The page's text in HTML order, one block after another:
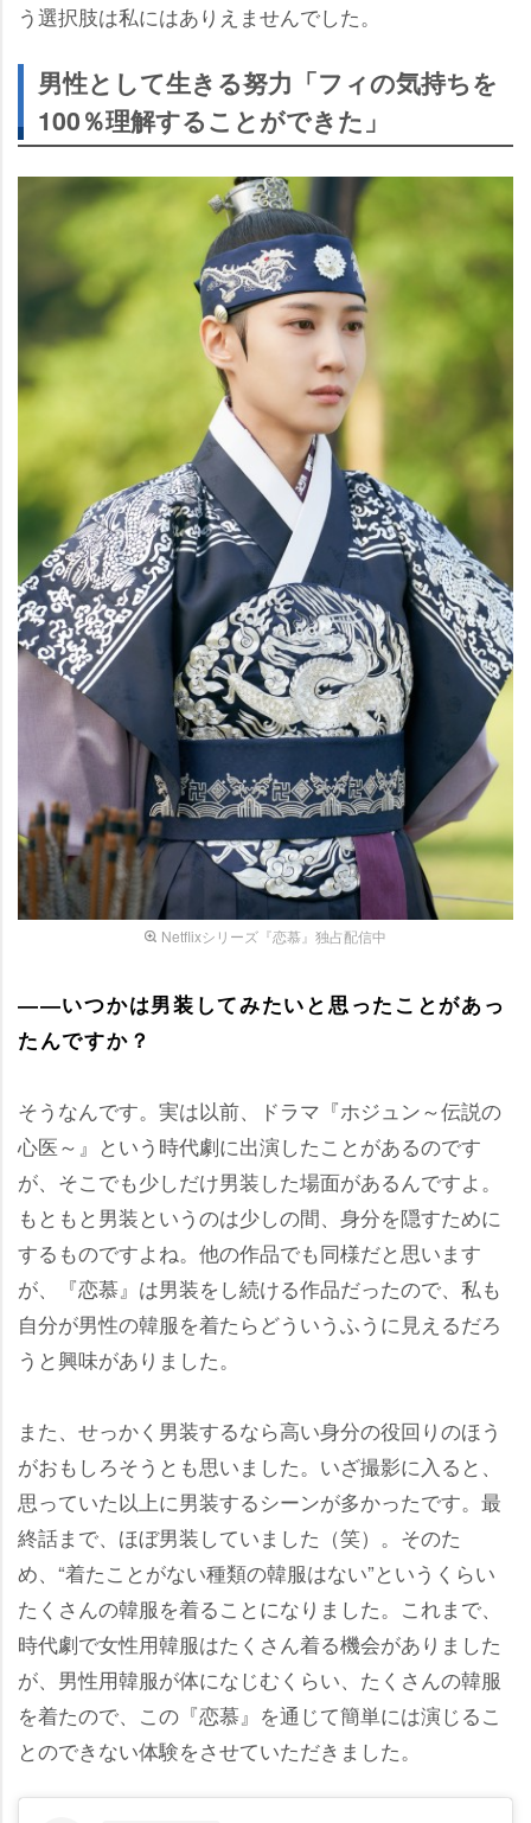
う選択肢は私にはありえませんでした。
男性として生きる努力「フィの気持ちを
100％理解することができた」
Netflixシリーズ『恋慕』独占配信中
――いつかは男装してみたいと思ったことがあっ
たんですか？
そうなんです。実は以前、ドラマ『ホジュン～伝説の
心医～』という時代劇に出演したことがあるのです
が、そこでも少しだけ男装した場面があるんですよ。
もともと男装というのは少しの間、身分を隠すために
するものですよね。他の作品でも同様だと思います
が、『恋慕』は男装をし続ける作品だったので、私も
自分が男性の韓服を着たらどういうふうに見えるだろ
うと興味がありました。
また、せっかく男装するなら高い身分の役回りのほう
がおもしろそうとも思いました。いざ撮影に入ると、
思っていた以上に男装するシーンが多かったです。最
終話まで、ほぼ男装していました（笑）。そのた
め、“着たことがない種類の韓服はない”というくらい
たくさんの韓服を着ることになりました。これまで、
時代劇で女性用韓服はたくさん着る機会がありました
が、男性用韓服が体になじむくらい、たくさんの韓服
を着たので、この『恋慕』を通じて簡単には演じるこ
とのできない体験をさせていただきました。